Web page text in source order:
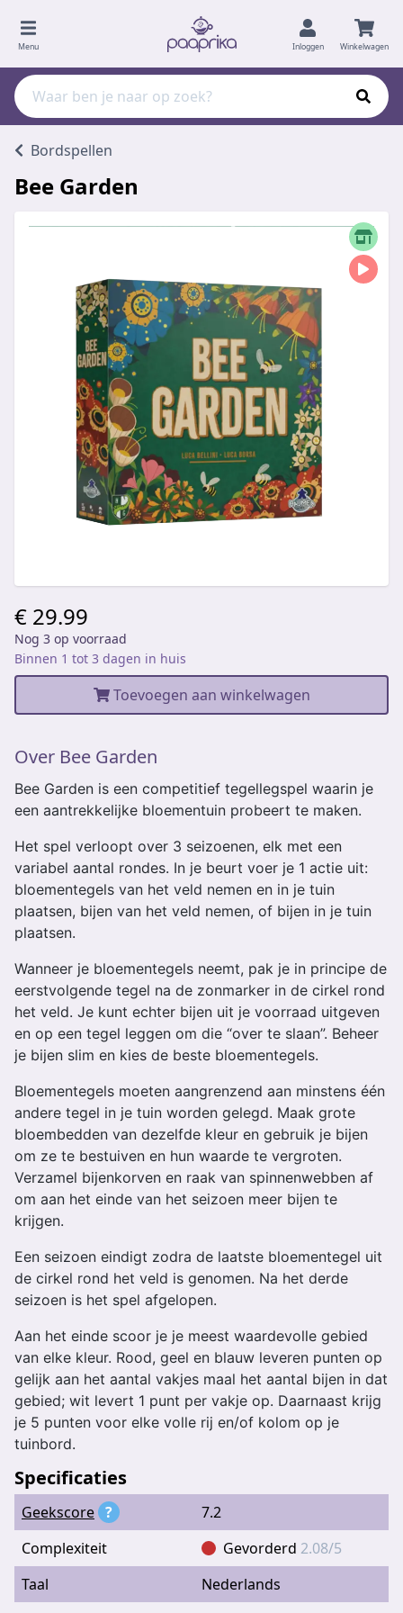
Menu Inloggen Winkelwagen
Bordspellen
Bee Garden
€ 29.99
Nog 3 op voorraad
Binnen 1 tot 3 dagen in huis
Toevoegen aan winkelwagen
Over Bee Garden
Bee Garden is een competitief tegellegspel waarin je
een aantrekkelijke bloementuin probeert te maken.
Het spel verloopt over 3 seizoenen, elk met een
variabel aantal rondes. In je beurt voer je 1 actie uit:
bloementegels van het veld nemen en in je tuin
plaatsen, bijen van het veld nemen, of bijen in je tuin
plaatsen.
Wanneer je bloementegels neemt, pak je in principe de
eerstvolgende tegel na de zonmarker in de cirkel rond
het veld. Je kunt echter bijen uit je voorraad uitgeven
en op een tegel leggen om die “over te slaan”. Beheer
je bijen slim en kies de beste bloementegels.
Bloementegels moeten aangrenzend aan minstens één
andere tegel in je tuin worden gelegd. Maak grote
bloembedden van dezelfde kleur en gebruik je bijen
om ze te bestuiven en hun waarde te vergroten.
Verzamel bijenkorven en raak van spinnenwebben af
om aan het einde van het seizoen meer bijen te
krijgen.
Een seizoen eindigt zodra de laatste bloementegel uit
de cirkel rond het veld is genomen. Na het derde
seizoen is het spel afgelopen.
Aan het einde scoor je je meest waardevolle gebied
van elke kleur. Rood, geel en blauw leveren punten op
gelijk aan het aantal vakjes maal het aantal bijen in dat
gebied; wit levert 1 punt per vakje op. Daarnaast krijg
je 5 punten voor elke volle rij en/of kolom op je
tuinbord.
Specificaties
Geekscore ?
7.2
Complexiteit
Gevorderd 2.08/5
Taal
Nederlands